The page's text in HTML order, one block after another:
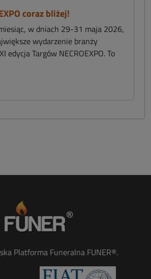
coraz bliżej!
w dniach 29-31 maja 2026,
wydarzenie branży
edycja Targów NECROEXPO. To
Platforma Funeralna FUNER®.